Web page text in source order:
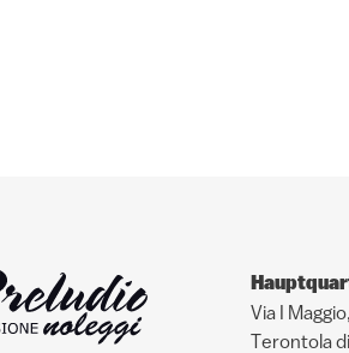
Via I
Terontola